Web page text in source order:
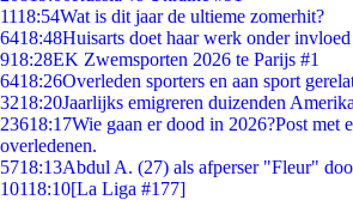
1118:54Wat is dit jaar de ultieme zomerhit?
6418:48Huisarts doet haar werk onder
918:28EK Zwemsporten 2026 te Parijs #1
6418:26Overleden sporters en aan sport
3218:20Jaarlijks emigreren duizenden
23618:17Wie gaan er dood in 2026?Post met
overledenen.
5718:13Abdul A. (27) als afperser "Fleur"
10118:10[La Liga #177]